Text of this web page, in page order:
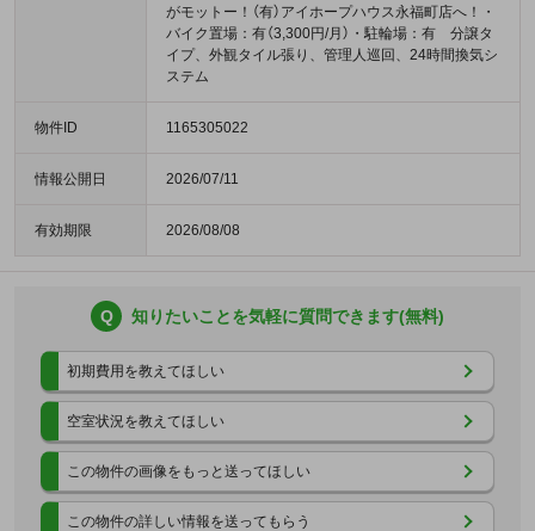
がモットー！（有）アイホープハウス永福町店へ！・
バイク置場：有（3,300円/月）・駐輪場：有 分譲タ
イプ、外観タイル張り、管理人巡回、24時間換気シ
ステム
物件ID 1165305022
情報公開日 2026/07/11
有効期限 2026/08/08
Q 知りたいことを気軽に質問できます(無料)
初期費用を教えてほしい
空室状況を教えてほしい
この物件の画像をもっと送ってほしい
この物件の詳しい情報を送ってもらう